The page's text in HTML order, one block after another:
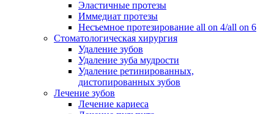
Эластичные протезы
Иммедиат протезы
Несъемное протезирование all on 4/all on 6
Стоматологическая хирургия
Удаление зубов
Удаление зуба мудрости
Удаление ретинированных,
дистопированных зубов
Лечение зубов
Лечение кариеса